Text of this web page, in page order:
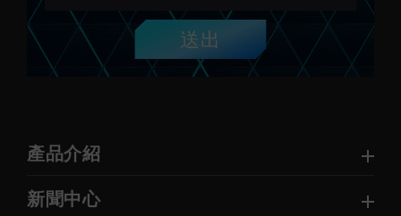
送出
產品介紹
新聞中心